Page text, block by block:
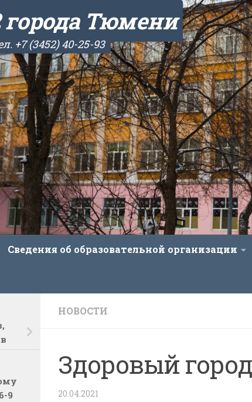
Тюмени
+7 (3452) 40-25-93
Сведения об образовательной организации
НОВОСТИ
Здоровый город
20.04.2021
9